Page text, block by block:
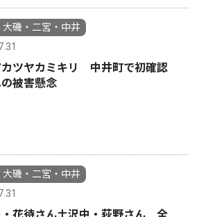
大磯・二宮・中井
カツヤカミキリ 中井町で初確認
被害懸念
大磯・二宮・中井